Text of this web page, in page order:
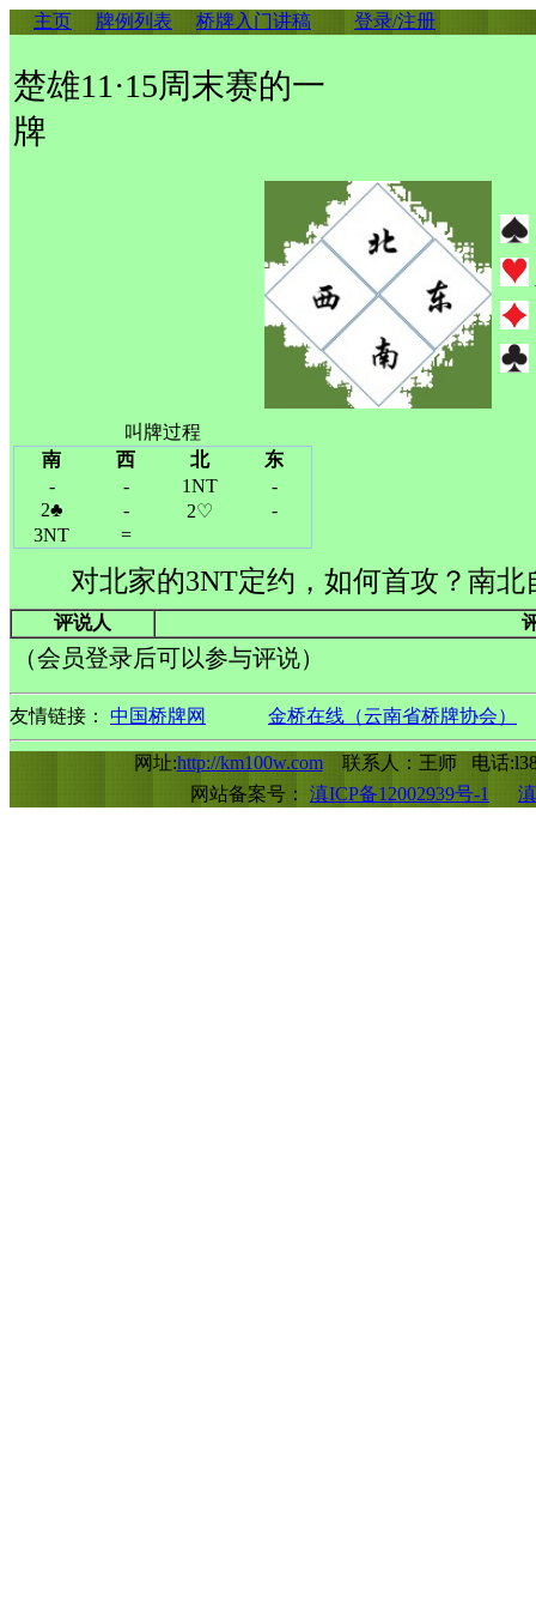
主页 牌例列表 桥牌入门讲稿 登录/注册
楚雄11·15周末赛的一
牌
叫牌过程
南
西 北
东
-
- 1NT
-
2♣
- 2♡
-
3NT
=
对北家的3NT定约，如何首攻？南
评说人
（会员登录后可以参与评说）
友情链接： 中国桥牌网 金桥在线（云南省桥牌协会）
网址:http://km100w.com联系人：王师 电话
网站备案号： 滇ICP备12002939号-1